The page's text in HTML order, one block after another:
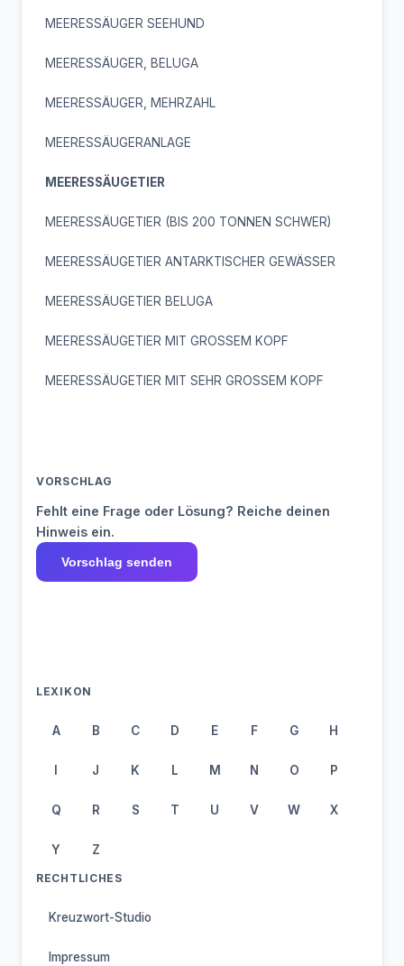
MEERESSÄUGER SEEHUND
MEERESSÄUGER, BELUGA
MEERESSÄUGER, MEHRZAHL
MEERESSÄUGERANLAGE
MEERESSÄUGETIER
MEERESSÄUGETIER (BIS 200 TONNEN SCHWER)
MEERESSÄUGETIER ANTARKTISCHER GEWÄSSER
MEERESSÄUGETIER BELUGA
MEERESSÄUGETIER MIT GROSSEM KOPF
MEERESSÄUGETIER MIT SEHR GROSSEM KOPF
VORSCHLAG
Fehlt eine Frage oder Lösung? Reiche deinen
Hinweis ein.
Vorschlag senden
LEXIKON
A B C D E F G H
I J K L M N O P
Q R S T U V W X
Y Z
RECHTLICHES
Kreuzwort-Studio
Impressum